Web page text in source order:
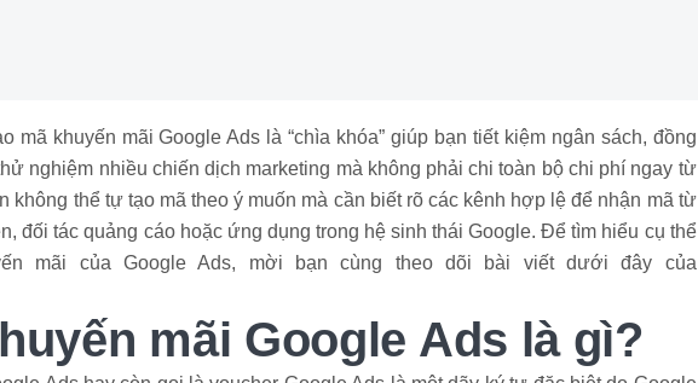
mã khuyến mãi Google Ads là “chìa khóa” giúp bạn tiết kiệm ngân sách, đồng
nghiệm nhiều chiến dịch marketing mà không phải chi toàn bộ chi phí ngay từ
không thể tự tạo mã theo ý muốn mà cần biết rõ các kênh hợp lệ để nhận mã từ
đối tác quảng cáo hoặc ứng dụng trong hệ sinh thái Google. Để tìm hiểu cụ thể
mãi của Google Ads, mời bạn cùng theo dõi bài viết dưới đây của
mãi Google Ads là gì?